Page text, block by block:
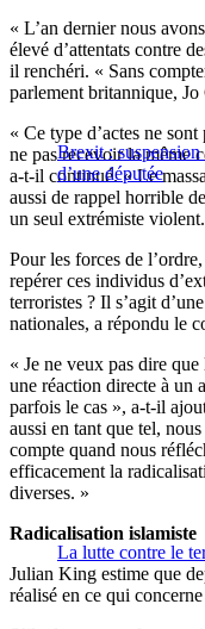
« L’an dernier nous
élevé d’attentats contre
il renchéri. « Sans
parlement britannique, Jo
Brexit : suspension
d’une députée
« Ce type d’actes ne
ne pas recevoir la même
a-t-il continué. « Le
aussi de rappel horrible
un seul extrémiste
Pour les forces de
repérer ces individus
terroristes ? Il s’agit
nationales, a répondu le
« Je ne veux pas dire
une réaction directe à un
parfois le cas », a-t-il
aussi en tant que tel,
compte quand nous
efficacement la
diverses. »
La lutte contre le
Radicalisation islamiste
Julian King estime que
réalisé en ce qui